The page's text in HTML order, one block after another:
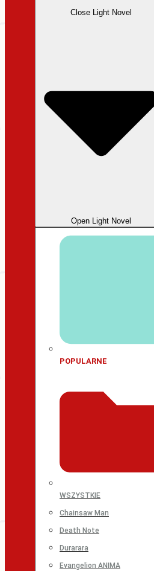
Close Light Novel
Open Light Novel
POPULARNE
WSZYSTKIE
Chainsaw Man
Death Note
Durarara
Evangelion ANIMA